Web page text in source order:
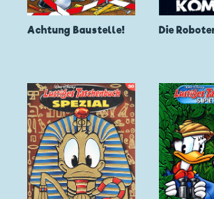
Achtung Baustelle! Die